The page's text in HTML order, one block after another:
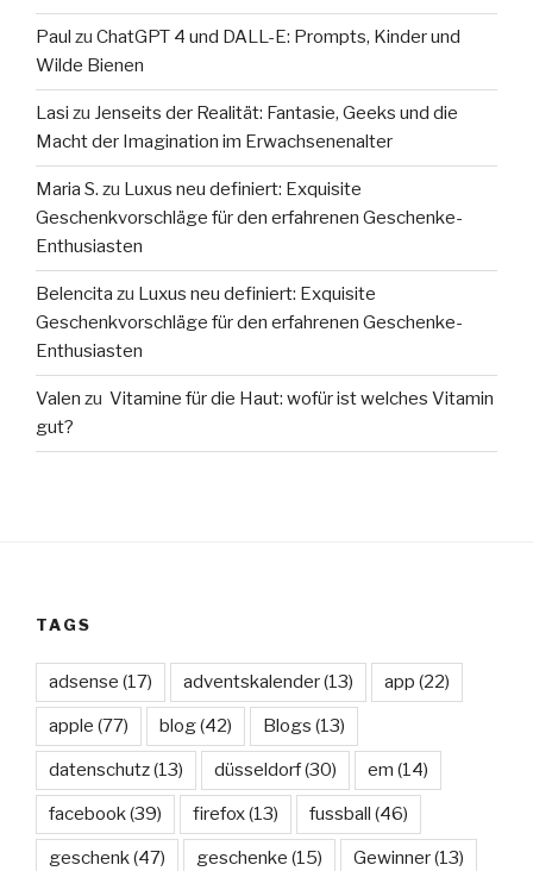
Paul zu ChatGPT 4 und DALL-E: Prompts, Kinder und
Wilde Bienen
Lasi zu Jenseits der Realität: Fantasie, Geeks und die
Macht der Imagination im Erwachsenenalter
Maria S. zu Luxus neu definiert: Exquisite
Geschenkvorschläge für den erfahrenen Geschenke-
Enthusiasten
Belencita zu Luxus neu definiert: Exquisite
Geschenkvorschläge für den erfahrenen Geschenke-
Enthusiasten
Valen zu Vitamine für die Haut: wofür ist welches Vitamin
gut?
TAGS
adsense (17) adventskalender(13) app (22)
apple (77) blog(42) Blogs (13)
datenschutz(13) düsseldorf(30) em (14)
facebook(39) firefox(13) fussball (46)
geschenk(47) geschenke (15) Gewinner(13)